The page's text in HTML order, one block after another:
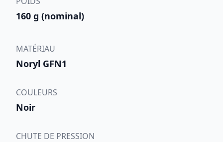
160 g (nominal)
MATÉRIAU
Noryl GFN1
COULEURS
Noir
CHUTE DE PRESSION